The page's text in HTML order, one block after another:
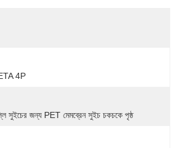
4P
সুইচের জন্য PET মেমব্রেন সুইচ চকচকে পৃষ্ঠ